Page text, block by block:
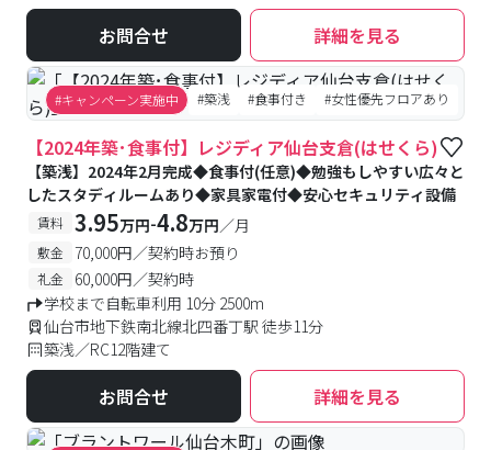
お問合せ 詳細を見る
#キャンペーン実施中 #築浅 #食事付き #女性優先フロアあり
【2024年築･食事付】レジディア仙台支倉(はせくら)
【築浅】2024年2月完成◆食事付(任意)◆勉強もしやすい広々と
したスタディルームあり◆家具家電付◆安心セキュリティ設備
賃料 3.95万円-4.8万円／月
敷金 70,000円／契約時お預り
礼金
60,000円／契約時
学校まで自転車利用 10分 2500m
仙台市地下鉄南北線北四番丁駅 徒歩11分
築浅／RC12階建て
お問合せ 詳細を見る